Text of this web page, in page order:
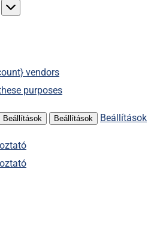
Marketing
vendors
purposes
Beállítások Beállítások Beállítások